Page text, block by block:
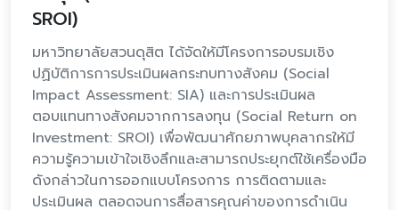
SROI)
มหาวิทยาลัยสวนดุสิต ได้จัดให้มีโครงการอบรมเชิง
ปฏิบัติการการประเมินผลกระทบทางสังคม (Social
Impact Assessment: SIA) และการประเมินผล
ตอบแทนทางสังคมจากการลงทุน (Social Return on
Investment: SROI) เพื่อพัฒนาศักยภาพบุคลากรให้มี
ความรู้ความเข้าใจเชิงลึกและสามารถประยุกต์ใช้เครื่องมือ
ดังกล่าวในการออกแบบโครงการ การติดตามและ
ประเมินผล ตลอดจนการสื่อสารคุณค่าของการดำเนิน